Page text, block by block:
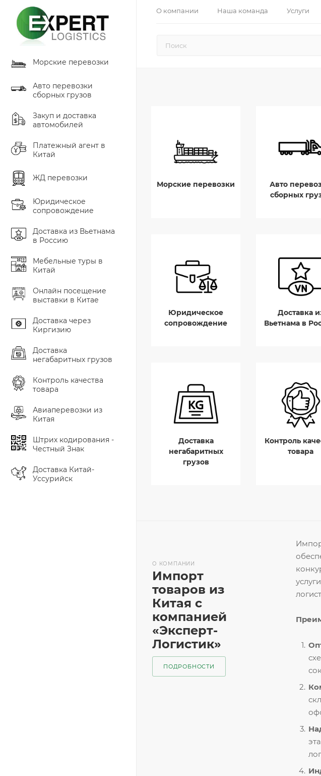
О компании Наша команда Услуги
Морские перевозки
Авто перевозки
сборных грузов
Закуп и доставка
автомобилей
Платежный агент в
Китай
ЖД перевозки
Юридическое
сопровождение
Доставка из Вьетнама
в Россию
Мебельные туры в
Китай
Онлайн посещение
выставки в Китае
Доставка через
Киргизию
Доставка
негабаритных грузов
Контроль качества
товара
Авиаперевозки из
Китая
Штрих кодирования -
Честный Знак
Доставка Китай-
Уссурийск
Морские перевозки
Авто
сборных
Юридическое
сопровождение
Доставка
Вьетнама в
Доставка
негабаритных
грузов
Контроль
товара
О КОМПАНИИ
Импорт
товаров из
Китая с
компанией
«Эксперт-
Логистик»
ПОДРОБНОСТИ